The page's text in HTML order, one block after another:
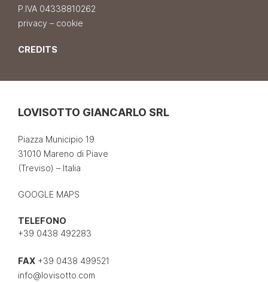
P.IVA 04338810262
privacy – cookie
CREDITS
LOVISOTTO GIANCARLO SRL
Piazza Municipio 19
31010 Mareno di Piave
(Treviso) – Italia
GOOGLE MAPS
TELEFONO
+39 0438 492283
FAX +39 0438 499521
info@lovisotto.com